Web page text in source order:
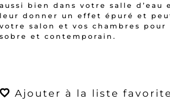
aussi bien dans votre salle
leur donner un effet épuré et
votre salon et vos chambres
sobre et contemporain.
Silver
15x60
Ajouter à la liste